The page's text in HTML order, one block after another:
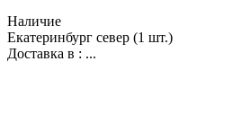
Наличие
Екатеринбург север (1 шт.)
Доставка в : ...